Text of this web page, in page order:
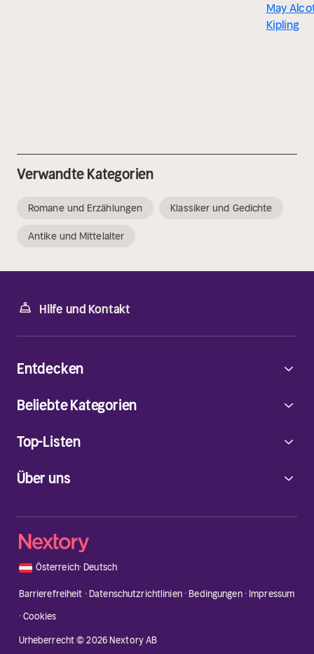
May
Kipling
Verwandte Kategorien
Romane und Erzählungen Klassiker und Gedichte
Antike und Mittelalter
Hilfe und Kontakt
Über uns
Entdecken
Beliebte Kategorien
Top-Listen
🇦🇹 Österreich·Deutsch
Barrierefreiheit ·Datenschutzrichtlinien·Bedingungen· Impressum
·Cookies
Urheberrecht © 2026 Nextory AB